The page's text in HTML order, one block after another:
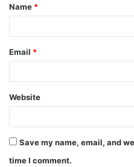
*
Name *
Email *
Website
Save my name, email, and
time I comment.